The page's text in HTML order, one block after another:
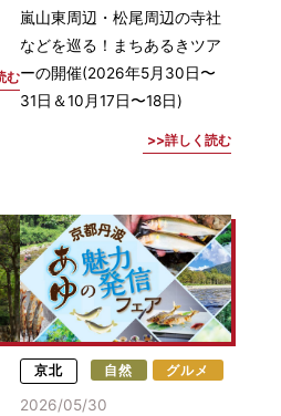
む
嵐山東周辺・松尾周辺の寺社
などを巡る！まちあるきツア
ーの開催(2026年5月30日〜
31日＆10月17日〜18日)
詳しく読む
京北 自然 グルメ
2026/05/30